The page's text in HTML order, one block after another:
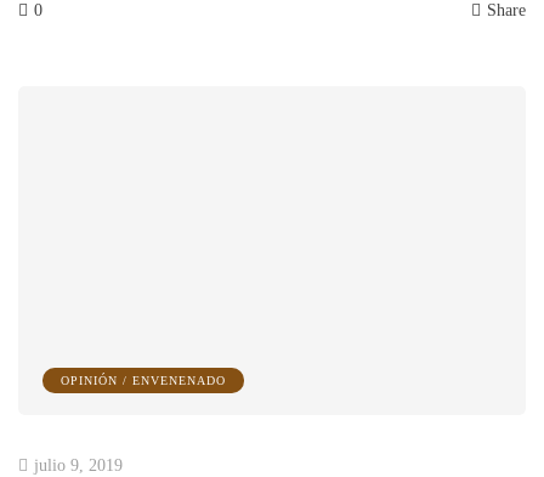
0 Share
OPINIÓN / ENVENENADO
julio 9, 2019